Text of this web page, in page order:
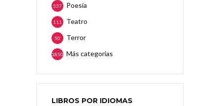
Poesía
537
Teatro
111
Terror
50
Más categorias
1850
LIBROS POR IDIOMAS